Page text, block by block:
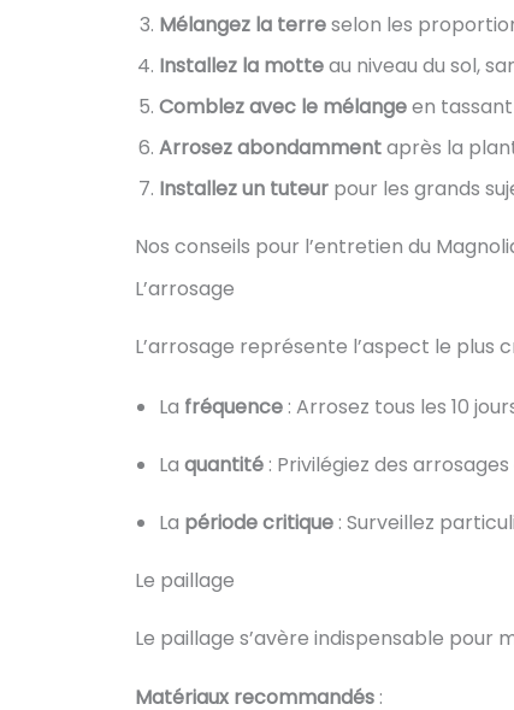
Mélangez la terreselon les
Installez la motteau niveau du sol,
Comblez avec le mélangeen
Arrosez abondammentaprès la
Installez un tuteur pour les grands
Nos conseils pour l’entretien du
L’arrosage
L’arrosage représente l’aspect le plus
La fréquence : Arrosez tous les 10
La quantité : Privilégiez des
La période critique : Surveillez
Le paillage
Le paillage s’avère indispensable pour
Matériaux recommandés :